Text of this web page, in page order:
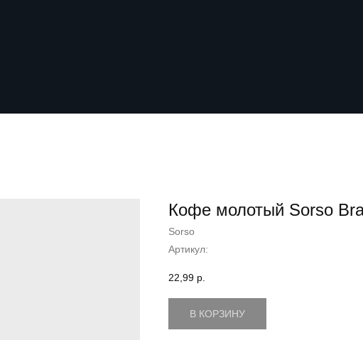
Кофе молотый Sorso
Sorso
Артикул:
22,99 р.
В КОРЗИНУ